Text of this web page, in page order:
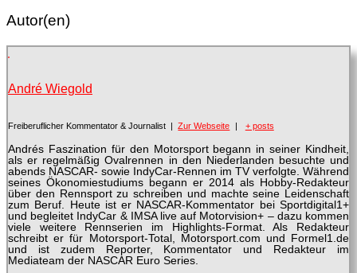
Autor(en)
André Wiegold
Freiberuflicher Kommentator & Journalist | Zur Webseite | + posts
Andrés Faszination für den Motorsport begann in seiner Kindheit,
als er regelmäßig Ovalrennen in den Niederlanden besuchte und
abends NASCAR- sowie IndyCar-Rennen im TV verfolgte. Während
seines Ökonomiestudiums begann er 2014 als Hobby-Redakteur
über den Rennsport zu schreiben und machte seine Leidenschaft
zum Beruf. Heute ist er NASCAR-Kommentator bei Sportdigital1+
und begleitet IndyCar & IMSA live auf Motorvision+ – dazu kommen
viele weitere Rennserien im Highlights-Format. Als Redakteur
schreibt er für Motorsport-Total, Motorsport.com und Formel1.de
und ist zudem Reporter, Kommentator und Redakteur im
Mediateam der NASCAR Euro Series.